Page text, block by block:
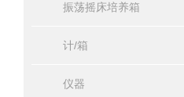
振荡摇床培养箱
计/箱
仪器